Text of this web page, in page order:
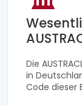
Die
in
Code dieser